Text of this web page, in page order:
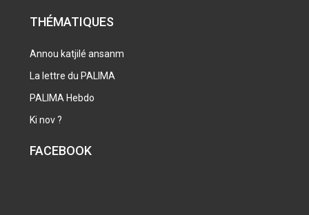
THÉMATIQUES
Annou katjilé ansanm
La lettre du PALIMA
PALIMA Hebdo
Ki nov ?
FACEBOOK